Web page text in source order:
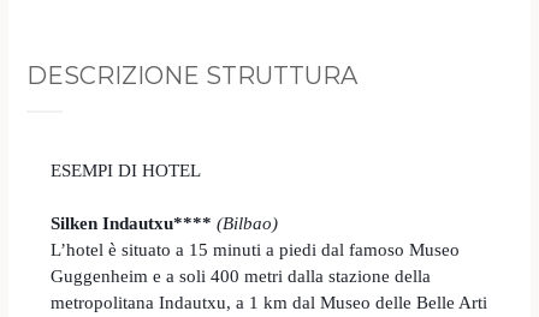
DESCRIZIONE STRUTTURA
ESEMPI DI HOTEL
Silken Indautxu****(Bilbao)
L’hotel è situato a 15 minuti a piedi dal famoso Museo
Guggenheim e a soli 400 metri dalla stazione della
metropolitana Indautxu, a 1 km dal Museo delle Belle Arti